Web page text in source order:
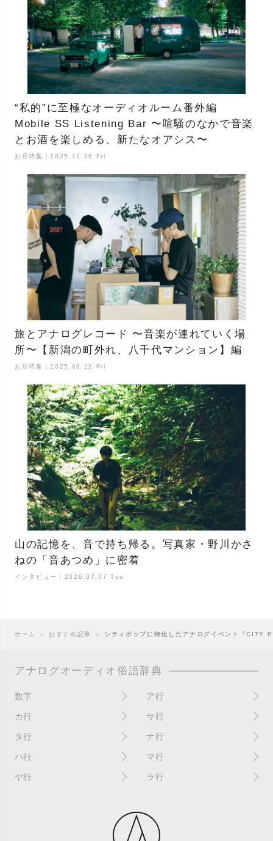
“私的”に至極なオーディオルーム番外編
Mobile SS Listening Bar 〜喧騒のなかで音楽
とお酒を楽しめる、新たなオアシス〜
お店特集｜2025.12.26 Fri
旅とアナログレコード 〜音楽が連れていく場
所〜【新潟の町外れ、八千代マンション】編
お店特集｜2025.08.22 Fri
山の記憶を、音で持ち帰る。写真家・野川かさ
ねの「音あつめ」に密着
インタビュー｜2026.07.07 Tue
ホーム ＞ おすすめ記事 ＞ シティポップに特化したアナログイベント「
アナログオーディオ俗語辞典
数字
10インチ
4チャンネル
ア行
RPM(33,45)
赤盤
アセテート盤
EPアダプター
インシュレーター
インナースリーブ
カ行
書き込み
歌詞記載ジャケット
ガチャ盤
サ行
サイン
CDJ
シールド盤
シュリンク残存
白盤
タ行
ターンテーブル
ダイナフレックス
ナ行
2枚使い
ン）
ハ行
ハウリング
マ行
マスターテンポ
マトリックス番号
未開封
ヤ行 ラ行
リイシュー / 再発
リミックス